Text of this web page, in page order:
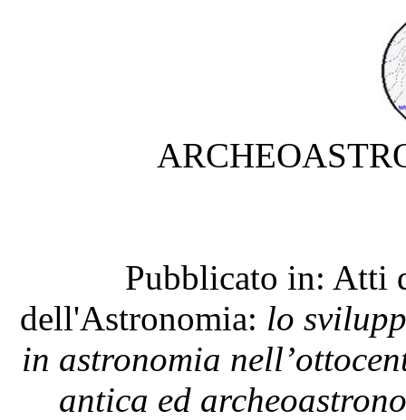
Pubblicato in: Atti
dell'Astronomia: lo
in astronomia
antica ed